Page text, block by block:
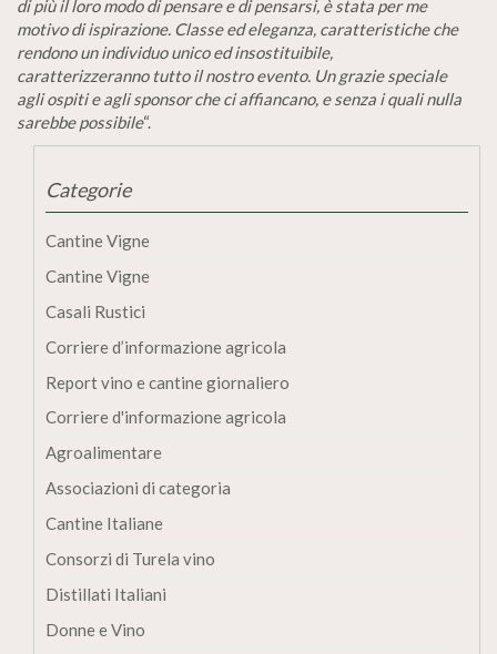
di più il loro modo di pensare e di pensarsi, è stata per me
motivo di ispirazione. Classe ed eleganza, caratteristiche che
rendono un individuo unico ed insostituibile,
caratterizzeranno tutto il nostro evento. Un grazie speciale
agli ospiti e agli sponsor che ci affiancano, e senza i quali nulla
sarebbe possibile“.
Categorie
Cantine Vigne
Cantine Vigne
Casali Rustici
Corriere d’informazione agricola
Report vino e cantine giornaliero
Corriere d'informazione agricola
Agroalimentare
Associazioni di categoria
Cantine Italiane
Consorzi di Turela vino
Distillati Italiani
Donne e Vino